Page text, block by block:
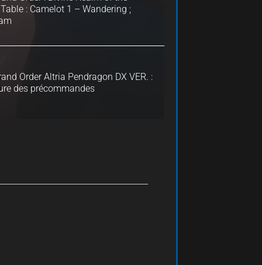
: Camelot 1 – Wandering ;
Order Altria Pendragon DX VER. :
des précommandes